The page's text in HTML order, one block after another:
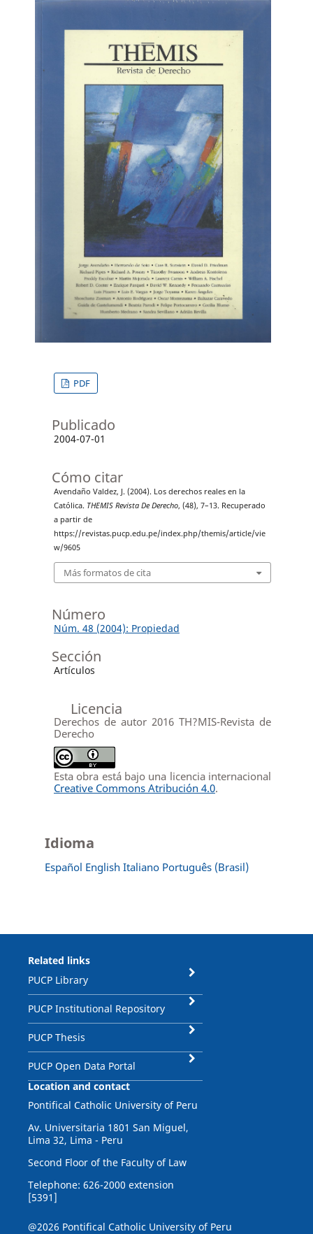
PDF
Publicado
2004-07-01
Cómo citar
Avendaño Valdez, J. (2004). Los derechos reales en la
Católica. THEMIS Revista De Derecho, (48), 7–13. Recuperado
a partir de
https://revistas.pucp.edu.pe/index.php/themis/article/vie
w/9605
Más formatos de cita
Número
Núm. 48 (2004): Propiedad
Sección
Artículos
Licencia
Derechos de autor 2016 TH?MIS-Revista de
Derecho
Esta obra está bajo una licencia internacional
Creative Commons Atribución 4.0.
Idioma
Español English Italiano Português (Brasil)
Related links
PUCP Library
PUCP Institutional Repository
PUCP Thesis
PUCP Open Data Portal
Location and contact
Pontifical Catholic University of Peru
Av. Universitaria 1801 San Miguel,
Lima 32, Lima - Peru
Second Floor of the Faculty of Law
Telephone: 626-2000 extension
[5391]
@2026 Pontifical Catholic University of Peru